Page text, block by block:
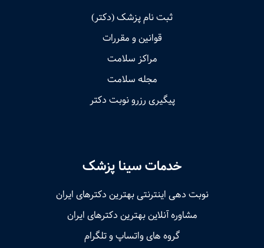
ثبت نام پزشک (دکتر)
قوانین و مقررات
مراکز سلامت
مجله سلامت
پیگیری رزرو نوبت دکتر
خدمات سینا پزشک
نوبت‌ دهی اینترنتی بهترین دکترهای ایران
مشاوره آنلاین بهترین دکترهای ایران
گروه های واتساپ و تلگرام